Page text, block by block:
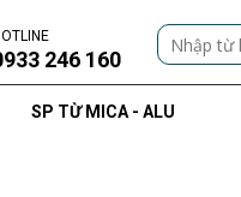
246 160
SP TỪ MICA - ALU